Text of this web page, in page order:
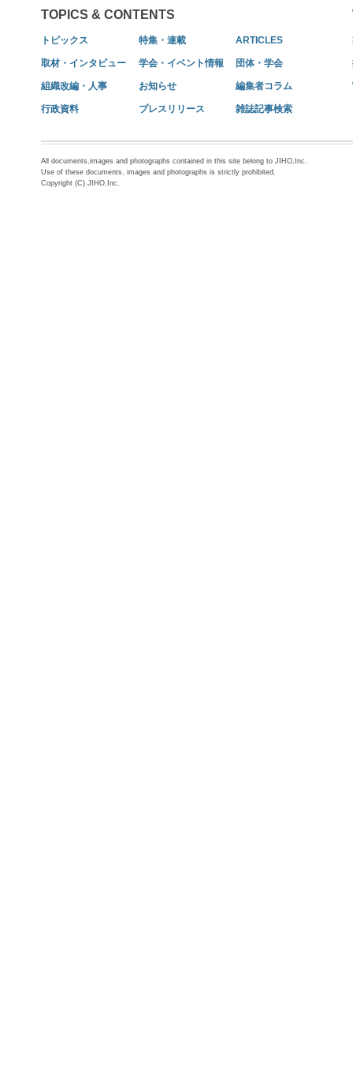
TOPICS & CONTENTS
トピックス 特集・連載 ARTICLES
取材・インタビュー 学会・イベント情報 団体・学会
組織改編・人事 お知らせ 編集者コラム
行政資料 プレスリリース 雑誌記事検索
All documents,images and photographs contained in this site belong to JIHO,Inc.
Use of these documents, images and photographs is strictly prohibited.
Copyright (C) JIHO,Inc.